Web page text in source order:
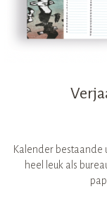
Kalender bestaande
heel leuk als